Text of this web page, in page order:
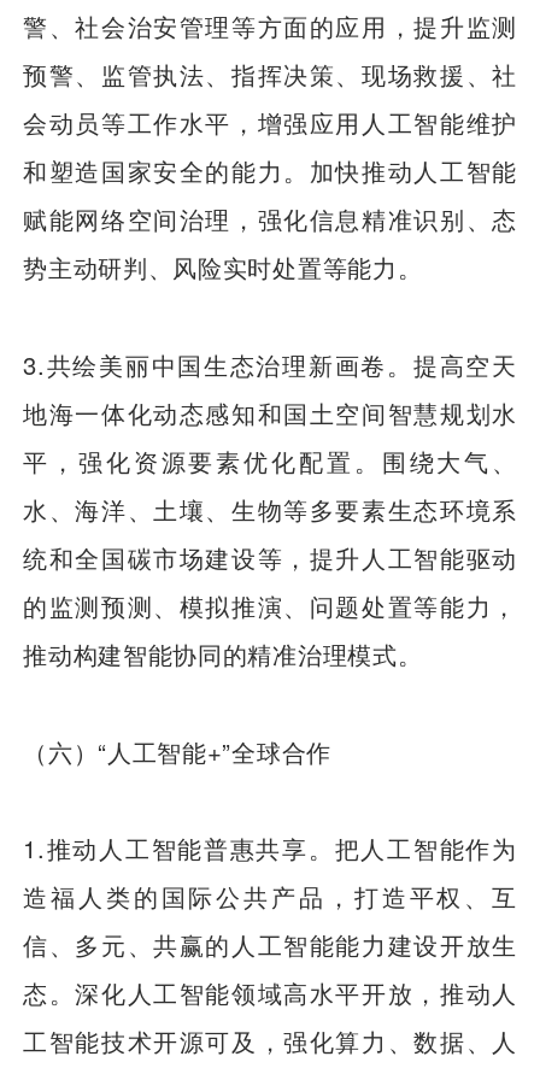
警、社会治安管理等方面的应用，提升监测
预警、监管执法、指挥决策、现场救援、社
会动员等工作水平，增强应用人工智能维护
和塑造国家安全的能力。加快推动人工智能
赋能网络空间治理，强化信息精准识别、态
势主动研判、风险实时处置等能力。
3.共绘美丽中国生态治理新画卷。提高空天
地海一体化动态感知和国土空间智慧规划水
平，强化资源要素优化配置。围绕大气、
水、海洋、土壤、生物等多要素生态环境系
统和全国碳市场建设等，提升人工智能驱动
的监测预测、模拟推演、问题处置等能力，
推动构建智能协同的精准治理模式。
（六）“人工智能+”全球合作
1.推动人工智能普惠共享。把人工智能作为
造福人类的国际公共产品，打造平权、互
信、多元、共赢的人工智能能力建设开放生
态。深化人工智能领域高水平开放，推动人
工智能技术开源可及，强化算力、数据、人